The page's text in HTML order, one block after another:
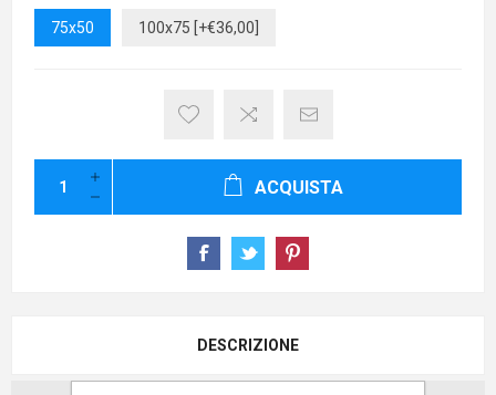
75x50 100x75 [+€36,00]
ACQUISTA
DESCRIZIONE